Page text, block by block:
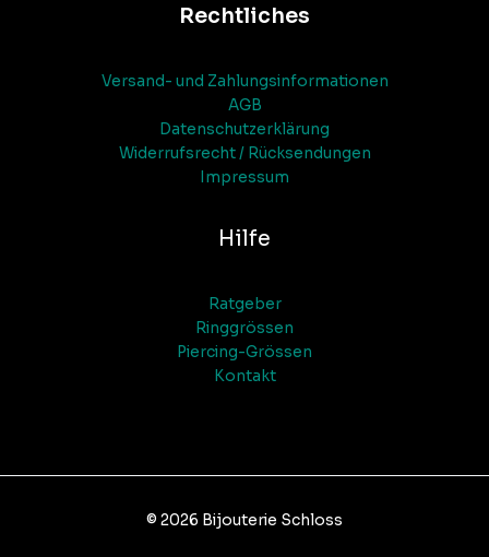
Rechtliches
Versand- und Zahlungsinformationen
AGB
Datenschutzerklärung
Widerrufsrecht / Rücksendungen
Impressum
Hilfe
Ratgeber
Ringgrössen
Piercing-Grössen
Kontakt
© 2026 Bijouterie Schloss